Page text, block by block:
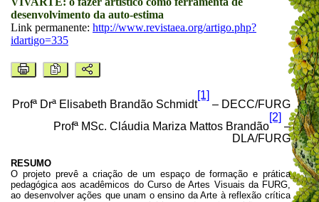
desenvolvimento da auto-estima
Link permanente: http://www.revistaea.org/artigo.php?
idartigo=335
Profª Drª Elisabeth Brandão Schmidt
[1]
– DECC/FURG
Profª MSc. Cláudia Mariza Mattos Brandão
[2]
–
DLA/FURG
RESUMO
O projeto prevê a criação de um espaço de formação e prática
pedagógica aos acadêmicos do Curso de Artes Visuais da FURG,
ao desenvolver ações que unam o ensino da Arte à reflexão crítica